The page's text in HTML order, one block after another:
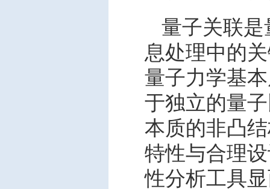
量子关联
息处理中的
量子力学基
于独立的量
本质的非凸
特性与合理
性分析工具